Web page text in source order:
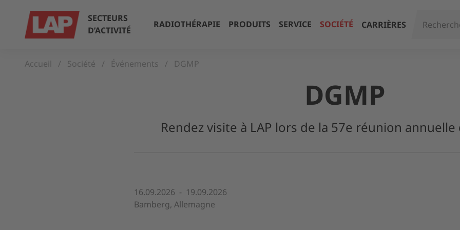
SECTEURS
D’ACTIVITÉ
RADIOTHÉRAPIE PRODUITS SERVICE SOCIÉTÉ CARRIÈRES
Accueil Société Événements DGMP
DGMP
Rendez visite à LAP lors de la 57e réunion annuelle
16.09.2026 - 19.09.2026
Bamberg, Allemagne